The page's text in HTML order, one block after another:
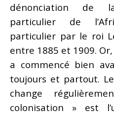
dénonciation de
particulier de
particulier par le roi
entre 1885 et 1909.
a commencé bien
toujours et partout.
change
colonisation » est